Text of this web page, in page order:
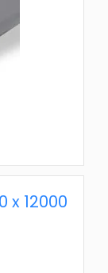
x 12000